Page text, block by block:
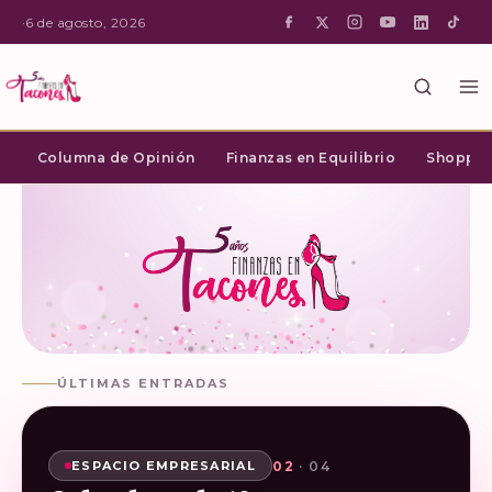
·6 de agosto, 2026
Columna de Opinión Finanzas en Equilibrio
ÚLTIMAS ENTRADAS
SHOPPING INTELIGENTE 01 · 04
ESPACIO EMPRESARIAL 02 · 04
ESPACIO EMPRESARIAL 03 · 04
ESPACIO EMPRESARIAL 04 · 04